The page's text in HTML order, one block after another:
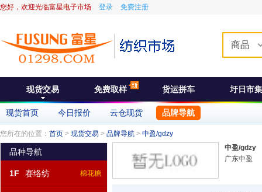
您好，欢迎光临富星电子市场 登录 免费注册
商品
现货交易 免费取样 货运拼车 圩日市集
现货首页 今日报价 云仓现货 品牌导航
您所在的位置： 首页 > 现货交易 > 品牌导航 > 中盈/gdzy
品种导航
1F 赛络纺 棉花糖
中盈/gdzy
广东中盈